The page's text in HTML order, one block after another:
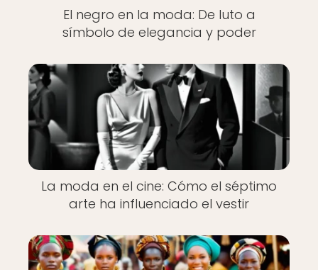
El negro en la moda: De luto a
símbolo de elegancia y poder
La moda en el cine: Cómo el séptimo
arte ha influenciado el vestir